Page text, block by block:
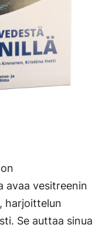
avaa vesitreenin
harjoittelun
Se auttaa sinua